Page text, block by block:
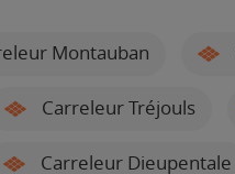
Montauban
Carreleur Tréjouls
Carreleur Dieupentale